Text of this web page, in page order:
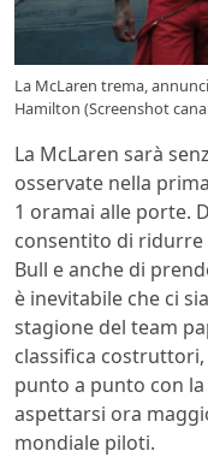
La McLaren trema,
Hamilton (Screenshot
La McLaren sarà
osservate nella
1 oramai alle porte.
consentito di ridurre
Bull e anche di
è inevitabile che ci
stagione del team
classifica
punto a punto con
aspettarsi ora
mondiale piloti.